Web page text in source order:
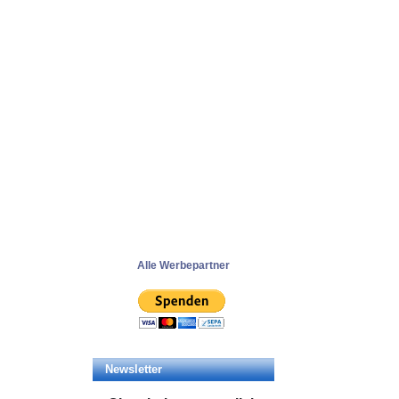
Alle Werbepartner
Newsletter